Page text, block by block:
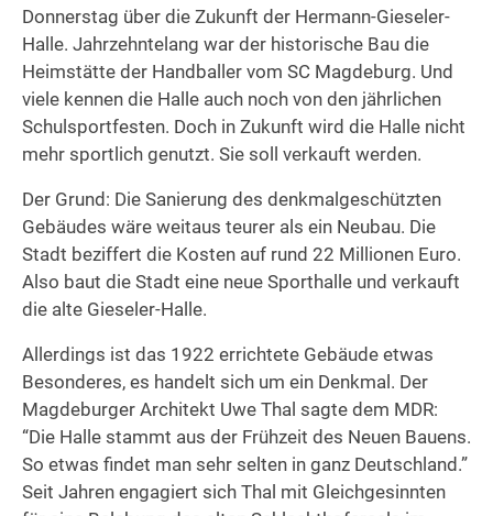
Donnerstag über die Zukunft der Hermann-Gieseler-
Halle. Jahrzehntelang war der historische Bau die
Heimstätte der Handballer vom SC Magdeburg. Und
viele kennen die Halle auch noch von den jährlichen
Schulsportfesten. Doch in Zukunft wird die Halle nicht
mehr sportlich genutzt. Sie soll verkauft werden.
Der Grund: Die Sanierung des denkmalgeschützten
Gebäudes wäre weitaus teurer als ein Neubau. Die
Stadt beziffert die Kosten auf rund 22 Millionen Euro.
Also baut die Stadt eine neue Sporthalle und verkauft
die alte Gieseler-Halle.
Allerdings ist das 1922 errichtete Gebäude etwas
Besonderes, es handelt sich um ein Denkmal. Der
Magdeburger Architekt Uwe Thal sagte dem MDR:
“Die Halle stammt aus der Frühzeit des Neuen Bauens.
So etwas findet man sehr selten in ganz Deutschland.”
Seit Jahren engagiert sich Thal mit Gleichgesinnten